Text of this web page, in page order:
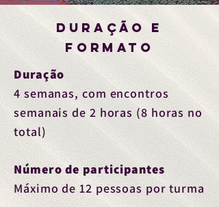
DURAÇÃO E
FORMATO
Duração
4 semanas, com encontros
semanaisde 2 horas (8 horas no
total)
Número de participantes
Máximo de 12 pessoas por turma